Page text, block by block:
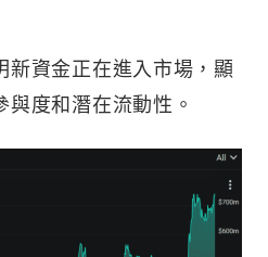
新資金正在進入市場，顯
度和潛在流動性。